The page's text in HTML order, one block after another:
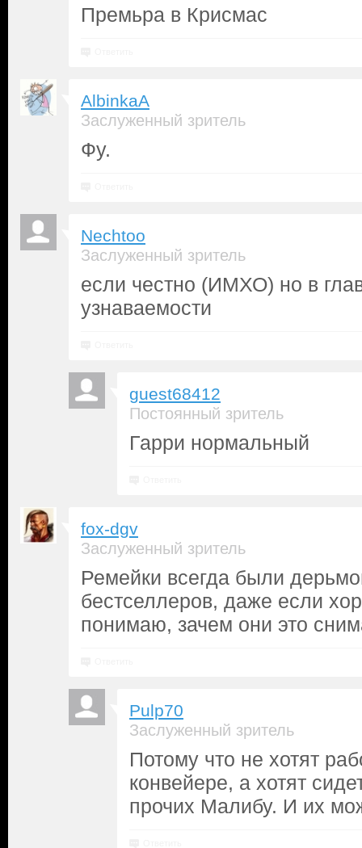
Премьра в Крисмас
AlbinkaA
Заслуженный зритель
Фу.
Nechtoo
Заслуженный зритель
если честно (ИМХО) но в
узнаваемости
guest68412
Постоянный зритель
Гарри нормальный
fox-dgv
Заслуженный зритель
Ремейки всегда были
бестселлеров, даже если
понимаю, зачем они это
Pulp70
Заслуженный зритель
Потому что не хотят
конвейере, а хотят
прочих Малибу. И их